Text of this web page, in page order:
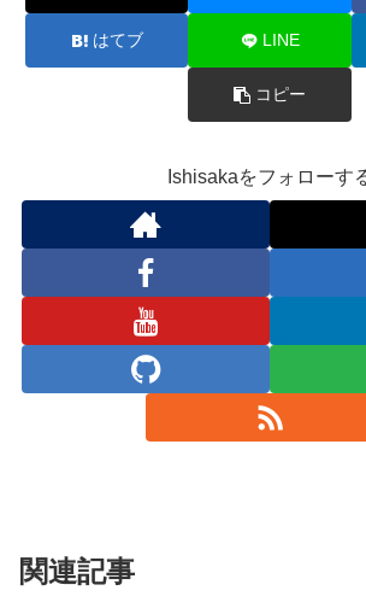
はてブ LINE
コピー
Ishisakaをフォローす
関連記事